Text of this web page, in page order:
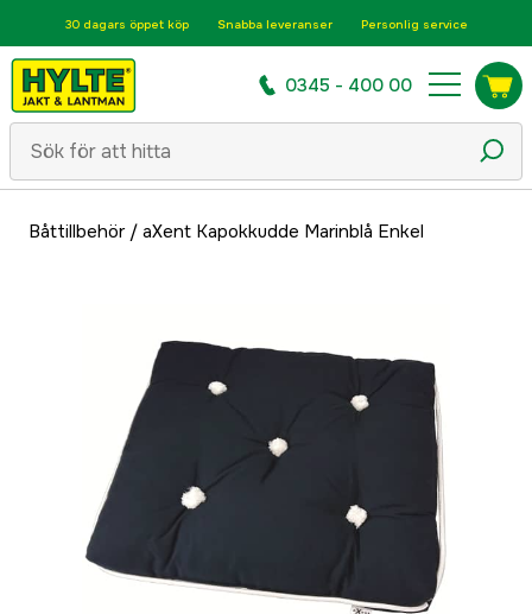
30 dagars öppet köp Snabba leveranser Personlig service
0345 - 400 00
Båttillbehör/ aXent Kapokkudde Marinblå Enkel